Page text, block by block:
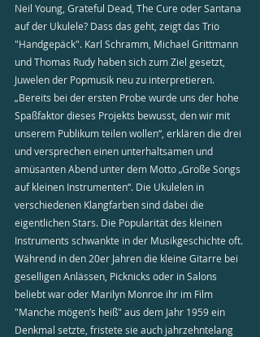
Neil Young, Grateful Dead, The Cure oder Santana
auf der Ukulele? Dass das geht, zeigt das Trio
"Handgepäck". Karl Schramm, Michael Grittmann
und Thomas Rudy haben sich zum Ziel gesetzt,
Juwelen der Popmusik neu zu interpretieren.
„Bereits bei der ersten Probe wurde uns der hohe
Spaßfaktor dieses Projekts bewusst, den wir mit
unserem Publikum teilen wollen“, erklären die drei
und versprechen einen unterhaltsamen und
amüsanten Abend unter dem Motto „Große Songs
auf kleinen Instrumenten“. Die Ukulelen in
verschiedenen Klangfarben sind dabei die
eigentlichen Stars. Die Popularität des kleinen
Instruments schwankte in der Musikgeschichte oft.
Während in den 20er Jahren die kleine Gitarre bei
geselligen Anlässen, Picknicks oder in Salons
beliebt war oder Marilyn Monroe ihr im Film
"Manche mögen’s heiß" aus dem Jahr 1959 ein
Denkmal setzte, fristete sie auch jahrzehntelang